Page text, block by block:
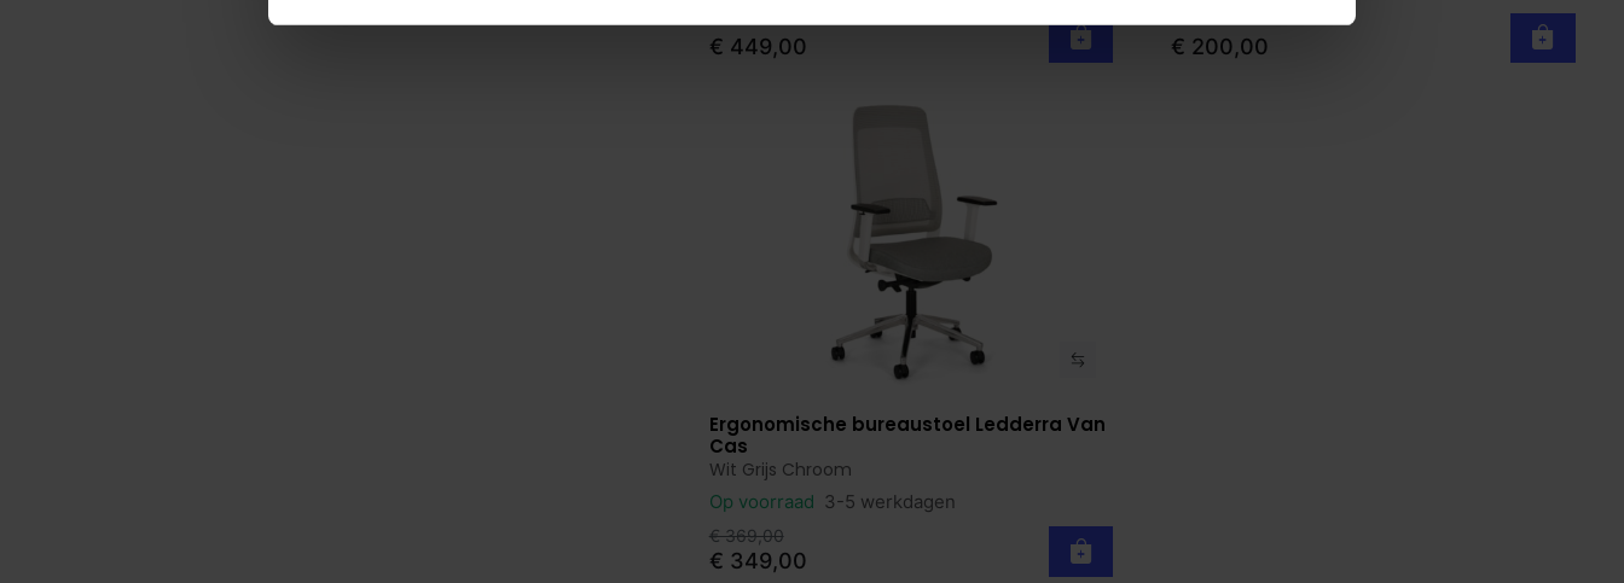
€ 449,00 € 200,00
Bekijk product
Ergonomische bureaustoel Ledderra Van
Cas
Wit Grijs Chroom
Op voorraad 3-5 werkdagen
€ 369,00
€ 349,00